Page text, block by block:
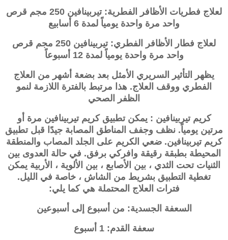
لعلاج فطريات الأظافر الفطرية: تيربينافين 250 مجم قرص
واحد مرة واحدة يومياً لمدة 6 أسابيع
لعلاج فطار الأظافر الفطري: تيربينافين 250 مجم قرص
واحد مرة واحدة يومياً لمدة 12 أسبوعاً
يظهر التأثير السريري الأمثل بعد بضعة أشهر من العلاج
الفطري ووقف العلاج. هذا مرتبط بالفترة اللازمة لنمو
الظفر الصحي
كريم تيربينافين : يمكن تطبيق كريم تيربينافين مرة أو
مرتين يومياً. نظف وجفف المناطق المصابة جيدًا قبل تطبيق
كريم تيربينافين. ضعي الكريم على الجلد المصاب والمنطقة
المحيطة بطبقة رقيقة وافركي برفق. في حالة العدوى بين
الثنيات تحت الثدي ، بين الأصابع ، بين الألوية ، الأربية يمكن
تغطية التطبيق بشريط من الشاش ، خاصة في الليل.
فترات العلاج المحتملة هي كما يلي:
السعفة الجسدية: من أسبوع إلى أسبوعين
سعفة القدم: 1 أسبوع